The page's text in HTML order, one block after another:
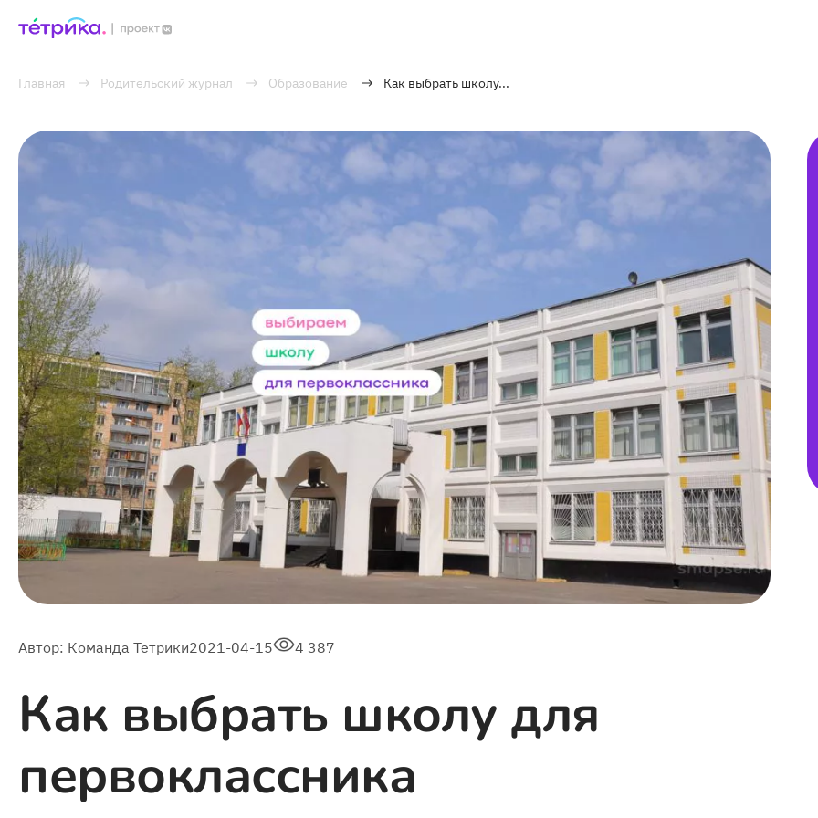
Главная Родительский журнал Образование Как выбрать школу...
Автор: Команда Тетрики2021-04-15 4 387
Как выбрать школу для
первоклассника